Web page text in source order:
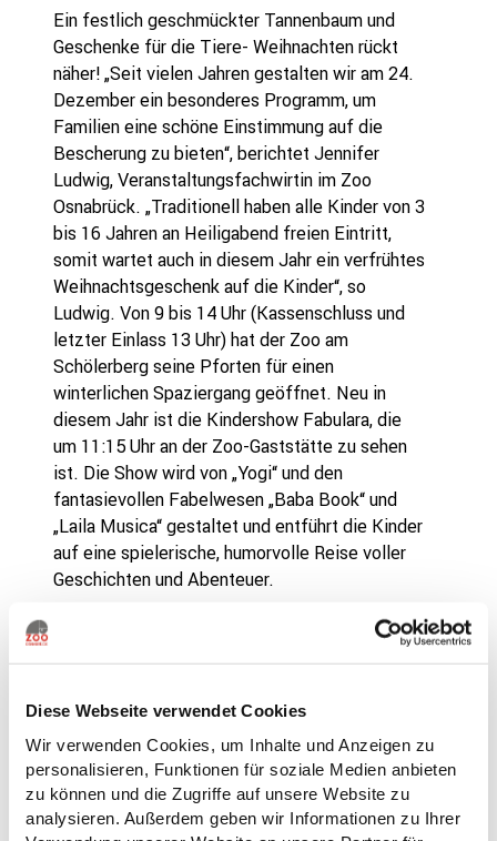
Diese Webseite verwendet Cookies
Wir verwenden Cookies, um Inhalte und Anzeigen zu
personalisieren, Funktionen für soziale Medien anbieten
zu können und die Zugriffe auf unsere Website zu
analysieren. Außerdem geben wir Informationen zu Ihrer
Ein festlich geschmückter Tannenbaum und
Geschenke für die Tiere- Weihnachten rückt
näher! „Seit vielen Jahren gestalten wir am 24.
Dezember ein besonderes Programm, um
Familien eine schöne Einstimmung auf die
Bescherung zu bieten“, berichtet Jennifer
Ludwig, Veranstaltungsfachwirtin im Zoo
Osnabrück. „Traditionell haben alle Kinder von 3
bis 16 Jahren an Heiligabend freien Eintritt,
somit wartet auch in diesem Jahr ein verfrühtes
Weihnachtsgeschenk auf die Kinder“, so
Ludwig. Von 9 bis 14 Uhr (Kassenschluss und
letzter Einlass 13 Uhr) hat der Zoo am
Schölerberg seine Pforten für einen
winterlichen Spaziergang geöffnet. Neu in
diesem Jahr ist die Kindershow Fabulara, die
um 11:15 Uhr an der Zoo-Gaststätte zu sehen
ist. Die Show wird von „Yogi“ und den
fantasievollen Fabelwesen „Baba Book“ und
„Laila Musica“ gestaltet und entführt die Kinder
auf eine spielerische, humorvolle Reise voller
Geschichten und Abenteuer.
Auch die Tiere sollen am 24. Dezember
Gelegenheit, beim Geschenke packen für die
Tiere mitzuwirken. „Fünf Familien dürfen zu
festgelegten Zeiten im Zoo Futtergeschenke
vorbereiten und diese anschließend gemeinsam
mit unseren Zoopädagogen an die Tiere